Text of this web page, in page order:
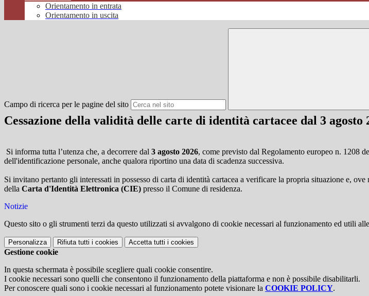
Orientamento in entrata
Orientamento in uscita
Campo di ricerca per le pagine del sito
Cessazione della validità delle carte di identità cartacee dal 3 agosto
Si informa tutta l’utenza che, a decorrere dal 3 agosto 2026, come previsto dal Regolamento europeo n. 1208
dell'identificazione personale, anche qualora riportino una data di scadenza successiva.
Si invitano pertanto gli interessati in possesso di carta di identità cartacea a verificare la propria situazione e,
della Carta d'Identità Elettronica (CIE) presso il Comune di residenza.
Notizie
Questo sito o gli strumenti terzi da questo utilizzati si avvalgono di cookie necessari al funzionamento ed utili
Personalizza Rifiuta tutti i cookies Accetta tutti i cookies
Gestione cookie
In questa schermata è possibile scegliere quali cookie consentire.
I cookie necessari sono quelli che consentono il funzionamento della piattaforma e non è possibile disabilitarli.
Per conoscere quali sono i cookie necessari al funzionamento potete visionare la COOKIE POLICY.